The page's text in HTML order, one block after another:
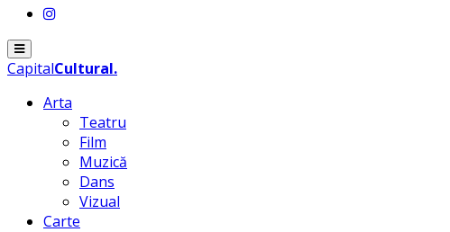
Menu
CapitalCultural.
Arta
Teatru
Film
Muzică
Dans
Vizual
Carte